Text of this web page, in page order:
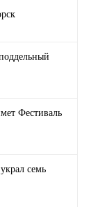
Фестиваль
семь